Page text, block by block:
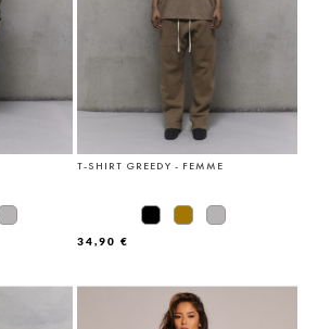
T-SHIRT GREEDY - FEMME
34,90 €